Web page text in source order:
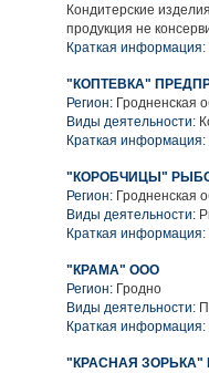
Кондитерские
продукция не
Краткая информация:
"КОПТЕВКА"
Регион: Гродненская
Виды деятельности:
Краткая информация:
"КОРОБЧИЦЫ"
Регион: Гродненская
Виды деятельности:
Краткая информация:
"КРАМА" ООО
Регион: Гродно
Виды деятельности:
Краткая информация:
"КРАСНАЯ ЗОРЬКА"